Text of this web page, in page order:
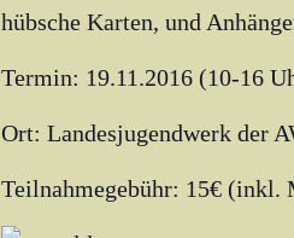
hübsche Karten, und
Termin: 19.11.2016 (10-16
Ort: Landesjugendwerk der
Teilnahmegebühr: 15€